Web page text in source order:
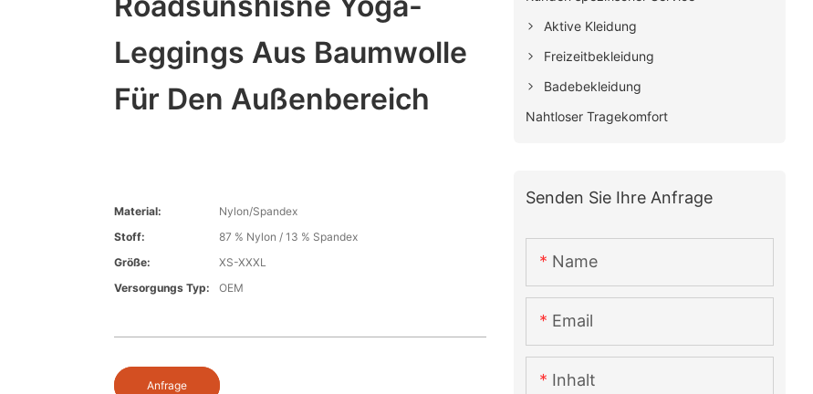
Leggings Aus Baumwolle
Für Den Außenbereich
Material:
Nylon/Spandex
Stoff:
87 % Nylon / 13 % Spandex
Größe:
XS-XXXL
Versorgungs Typ:
OEM
Anfrage
Aktive Kleidung
Freizeitbekleidung
Badebekleidung
Nahtloser Tragekomfort
Senden Sie Ihre Anfrage
Name
Email
Inhalt